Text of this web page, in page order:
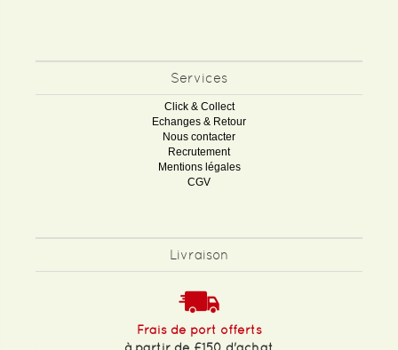
Services
Click & Collect
Echanges & Retour
Nous contacter
Recrutement
Mentions légales
CGV
Livraison
Frais de port offerts